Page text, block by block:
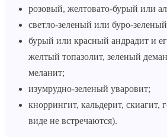
розовый, желтовато-бурый или
светло-зеленый или буро-зеленый
бурый или красный андрадит и
желтый топазолит, зеленый
меланит;
изумрудно-зеленый уваровит;
кноррингит, кальдерит, скиагит,
виде не встречаются).